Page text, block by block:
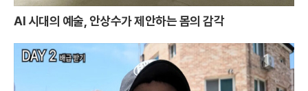
AI 시대의 예술, 안상수가 제안하는 몸의 감각